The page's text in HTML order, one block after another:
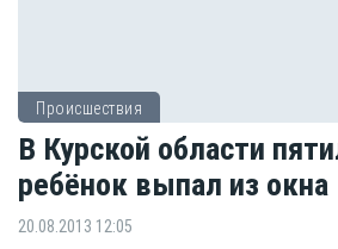
Происшествия
В Курской области
ребёнок выпал из окна
20.08.2013 12:05